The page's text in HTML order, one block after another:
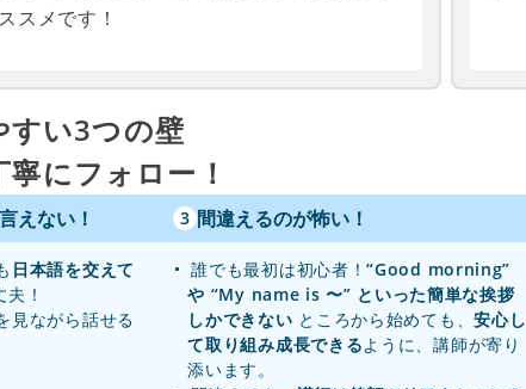
ススメです！
すい3つの壁
にフォロー！
えない！
日本語を交えて
！
見ながら話せる
3 間違えるのが怖い！
誰でも最初は初心者！“Good morning”
や “My name is 〜” といった簡単な挨拶
しかできない ところから始めても、安心し
て取り組み成長できるように、講師が寄り
添います。